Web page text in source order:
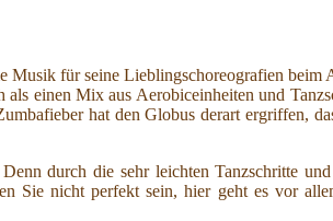
Musik für seine Lieblingschoreografien beim
einen Mix aus Aerobiceinheiten und
hat den Globus derart ergriffen,
durch die sehr leichten Tanzschritte
Sie nicht perfekt sein, hier geht es vor